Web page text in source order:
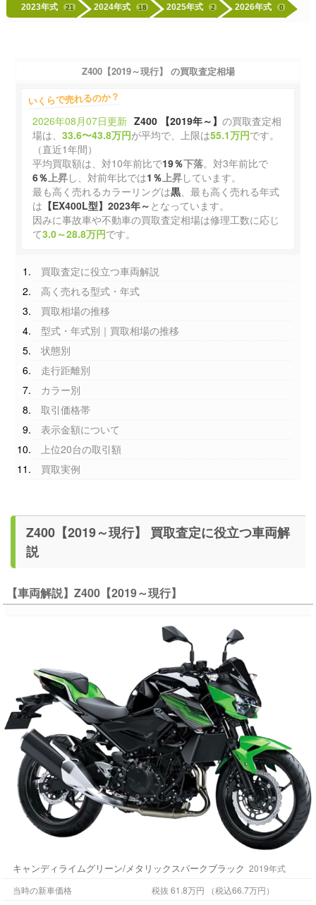
2023年式 21 2024年式 18 2025年式 2 2026年式 0
Z400【2019～現行】 の買取査定相場
いくらで売れるのか？
2026年08月07日更新 Z400 【2019年～】の買取査定相
場は、33.6〜43.8万円が平均で、上限は55.1万円です。
（直近1年間）
平均買取額は、対10年前比で19％下落。対3年前比で
6％上昇し、対前年比では1％上昇しています。
最も高く売れるカラーリングは黒、最も高く売れる年式
は 【EX400L型】2023年～ となっています。
因みに事故車や不動車の買取査定相場は修理工数に応じ
て3.0～28.8万円です。
買取査定に役立つ車両解説
高く売れる型式・年式
買取相場の推移
型式・年式別｜買取相場の推移
状態別
走行距離別
カラー別
取引価格帯
表示金額について
上位20台の取引額
買取実例
Z400【2019～現行】 買取査定に役立つ車両解
説
【車両解説】Z400【2019～現行】
キャンディライムグリーン/メタリックスパークブラック 2019年式
当時の新車価格
税抜 61.8万円 （税込66.7万円）